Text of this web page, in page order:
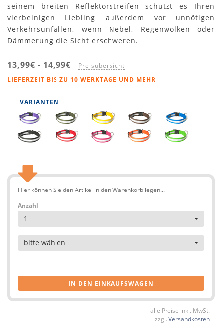
seinem breiten Reflektorstreifen schützt es Ihren
vierbeinigen Liebling außerdem vor unnötigen
Verkehrsunfällen, wenn Nebel, Regenwolken oder
Dämmerung die Sicht erschweren.
13,99€ - 14,99€ Preisübersicht
LIEFERZEIT BIS ZU 10 WERKTAGE UND MEHR
VARIANTEN
Hier können Sie den Artikel in den Warenkorb legen...
Anzahl
1
Artikel
bitte wählen
IN DEN EINKAUFSWAGEN
alle Preise inkl. MwSt.
zzgl. Versandkosten